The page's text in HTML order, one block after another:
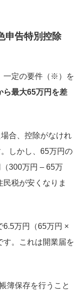
申告特別控除
一定の要件（※）を
ら最大65万円を差
合、控除がなけれ
しかし、65万円の
300万円 – 65万
税が安くなりま
6.5万円（65万円 ×
す。これは開業届を
簿保存を行うこと